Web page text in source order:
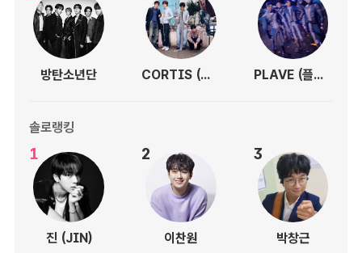
방탄소년단 CORTIS (코르티스) PLAVE (플레이브)
솔로랭킹
1
진 (JIN)
2
이찬원
3
박창근